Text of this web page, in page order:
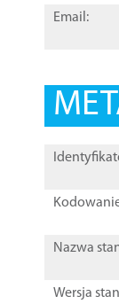
Email:
Nazwa
Wersja